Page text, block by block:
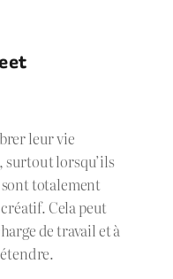
et
leur vie
surtout lorsqu’ils
totalement
Cela peut
de travail et à